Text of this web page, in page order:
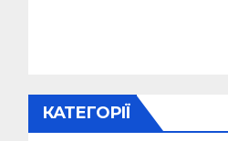
КАТЕГОРІЇ